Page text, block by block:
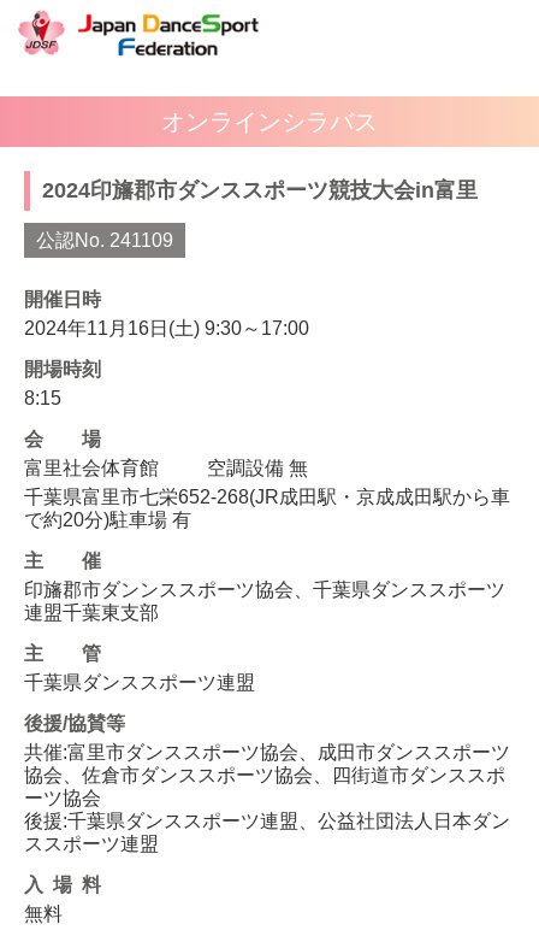
オンラインシラバス
2024印旛郡市ダンススポーツ競技大会in富里
公認No. 241109
開催日時
2024年11月16日(土) 9:30～17:00
開場時刻
8:15
会場
富里社会体育館
空調設備 無
千葉県富里市七栄652-268(JR成田駅・京成成田駅から車
で約20分)駐車場 有
主催
印旛郡市ダンンススポーツ協会、千葉県ダンススポーツ
連盟千葉東支部
主管
千葉県ダンススポーツ連盟
後援/協賛等
共催:富里市ダンススポーツ協会、成田市ダンススポーツ
協会、佐倉市ダンススポーツ協会、四街道市ダンススポ
ーツ協会
後援:千葉県ダンススポーツ連盟、公益社団法人日本ダン
ススポーツ連盟
入場料
無料